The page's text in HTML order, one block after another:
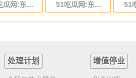
51吃瓜网:东莞到江西省物流专线,东莞到江西省物流公司 51吃瓜网:东莞到安徽省物流专线,东莞到安徽省物流公司
处理计划 增值停业